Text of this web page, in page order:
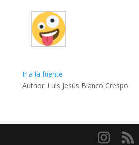
Ir a la fuente
Author: Luis Jesús Blanco Crespo